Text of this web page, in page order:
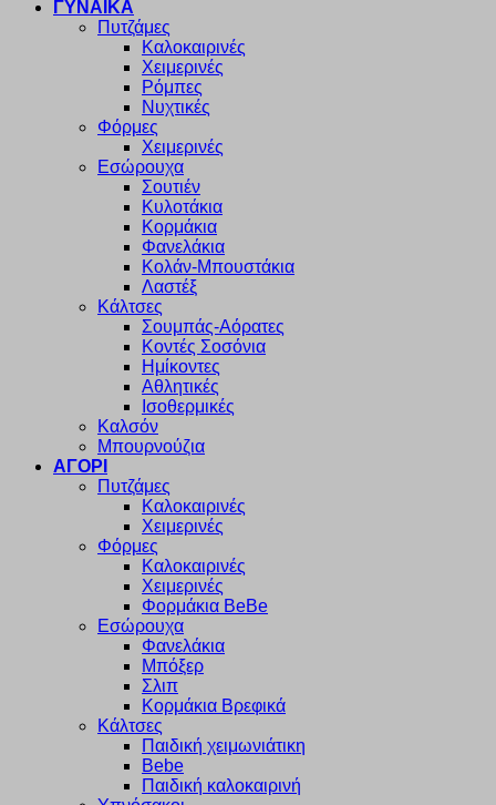
ΓΥΝΑΙΚΑ
Πυτζάμες
Καλοκαιρινές
Χειμερινές
Ρόμπες
Νυχτικές
Φόρμες
Χειμερινές
Εσώρουχα
Σουτιέν
Κυλοτάκια
Κορμάκια
Φανελάκια
Κολάν-Μπουστάκια
Λαστέξ
Κάλτσες
Σουμπάς-Αόρατες
Κοντές Σοσόνια
Ημίκοντες
Αθλητικές
Ισοθερμικές
Καλσόν
Μπουρνούζια
ΑΓΟΡΙ
Πυτζάμες
Καλοκαιρινές
Χειμερινές
Φόρμες
Καλοκαιρινές
Χειμερινές
Φορμάκια BeBe
Εσώρουχα
Φανελάκια
Μπόξερ
Σλιπ
Κορμάκια Βρεφικά
Κάλτσες
Παιδική χειμωνιάτικη
Bebe
Παιδική καλοκαιρινή